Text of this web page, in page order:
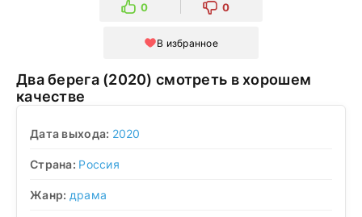
0 0
В избранное
Два берега (2020) смотреть в хорошем
качестве
Дата выхода: 2020
Страна: Россия
Жанр: драма